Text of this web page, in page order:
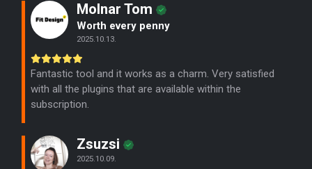
Molnar Tom
Worth every penny
2025.10.13.
Fantastic tool and it works as a charm. Very satisfied
with all the plugins that are available within the
subscription.
Zsuzsi
2025.10.09.